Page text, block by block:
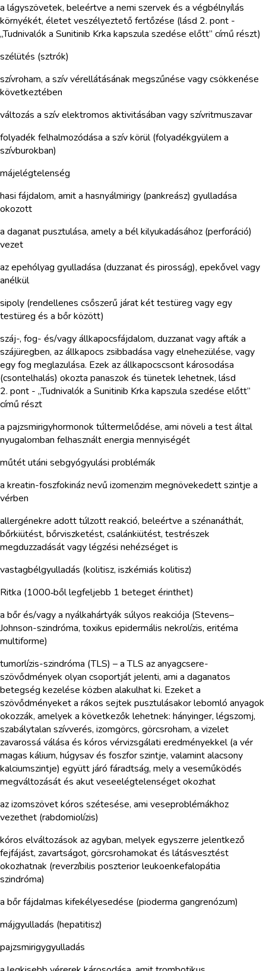
a lágyszövetek, beleértve a nemi szervek és a végbélnyílás
környékét, életet veszélyeztető fertőzése (lásd 2. pont -
„Tudnivalók a Sunitinib Krka kapszula szedése előtt” című részt)
szélütés (sztrók)
szívroham, a szív vérellátásának megszűnése vagy csökkenése
következtében
változás a szív elektromos aktivitásában vagy szívritmuszavar
folyadék felhalmozódása a szív körül (folyadékgyülem a
szívburokban)
májelégtelenség
hasi fájdalom, amit a hasnyálmirigy (pankreász) gyulladása
okozott
a daganat pusztulása, amely a bél kilyukadásához (perforáció)
vezet
az epehólyag gyulladása (duzzanat és pirosság), epekővel vagy
anélkül
sipoly (rendellenes csőszerű járat két testüreg vagy egy
testüreg és a bőr között)
száj-, fog- és/vagy állkapocsfájdalom, duzzanat vagy afták a
szájüregben, az állkapocs zsibbadása vagy elnehezülése, vagy
egy fog meglazulása. Ezek az állkapocscsont károsodása
(csontelhalás) okozta panaszok és tünetek lehetnek, lásd
2. pont - „Tudnivalók a Sunitinib Krka kapszula szedése előtt”
című részt
a pajzsmirigyhormonok túltermelődése, ami növeli a test által
nyugalomban felhasznált energia mennyiségét
műtét utáni sebgyógyulási problémák
a kreatin-foszfokináz nevű izomenzim megnövekedett szintje a
vérben
allergénekre adott túlzott reakció, beleértve a szénanáthát,
bőrkiütést, bőrviszketést, csalánkiütést, testrészek
megduzzadását vagy légzési nehézséget is
vastagbélgyulladás (kolitisz, iszkémiás kolitisz)
Ritka (1000‑ből legfeljebb 1 beteget érinthet)
a bőr és/vagy a nyálkahártyák súlyos reakciója (Stevens–
Johnson-szindróma, toxikus epidermális nekrolízis, eritéma
multiforme)
tumorlízis-szindróma (TLS) – a TLS az anyagcsere-
szövődmények olyan csoportját jelenti, ami a daganatos
betegség kezelése közben alakulhat ki. Ezeket a
szövődményeket a rákos sejtek pusztulásakor lebomló anyagok
okozzák, amelyek a következők lehetnek: hányinger, légszomj,
szabálytalan szívverés, izomgörcs, görcsroham, a vizelet
zavarossá válása és kóros vérvizsgálati eredményekkel (a vér
magas kálium, húgysav és foszfor szintje, valamint alacsony
kalciumszintje) együtt járó fáradtság, mely a veseműködés
megváltozását és akut veseelégtelenséget okozhat
az izomszövet kóros szétesése, ami veseproblémákhoz
vezethet (rabdomiolízis)
kóros elváltozások az agyban, melyek egyszerre jelentkező
fejfájást, zavartságot, görcsrohamokat és látásvesztést
okozhatnak (reverzíbilis poszterior leukoenkefalopátia
szindróma)
a bőr fájdalmas kifekélyesedése (pioderma gangrenózum)
májgyulladás (hepatitisz)
pajzsmirigygyulladás